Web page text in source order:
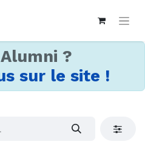
?
sur le site !